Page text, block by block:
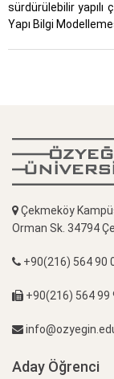
sürdürülebilir
Yapı Bilgi
Çekmeköy
Orman Sk. 34794
+90(216) 564 90
+90(216) 564 99
Aday Öğrenci